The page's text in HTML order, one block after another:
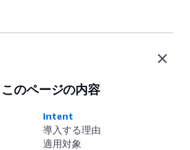
このページの内容
Intent
導入する理由
適用対象